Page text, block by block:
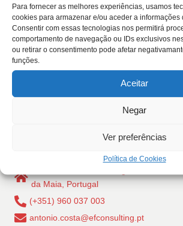
Para fornecer as melhores experiências, usamos
cookies para armazenar e/ou aceder a informações
Consentir com essas tecnologias nos permitirá
comportamento de navegação ou IDs exclusivos
ou retirar o consentimento pode afetar
funções.
Aceitar
Negar
Ver preferências
Política de Cookies
n
g
.
p
informados sobre a
Posted
António Nogueira da Costa Novembro 3, 2017
Sem cônjuges não há família; sem
descendência; sem descendência não
continuidade…
da Maia, Portugal
(+351) 960 037 003
antonio.costa@efconsulting.pt